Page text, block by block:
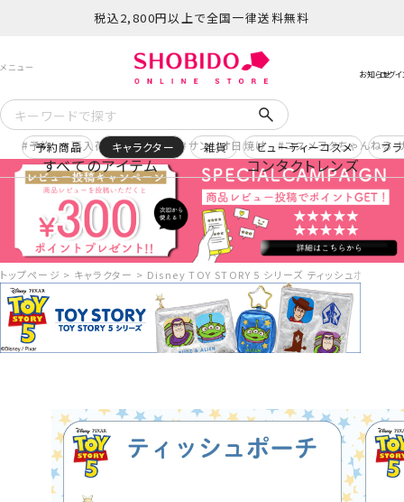
税込2,800円以上で全国一律送料無料
予約 再入荷 ヒロアカ サンリオ日焼け コスメヲタちゃんねる
すべてのアイテム コンタクトレンズ
予約商品 キャラクター 雑貨 ビューティーコスメ ブ
トップページ キャラクター Disney TOY STORY 5 シリーズ ティッシュポーチ